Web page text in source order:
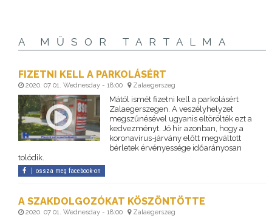
A MŰSOR TARTALMA
FIZETNI KELL A PARKOLÁSÉRT
2020. 07 01. Wednesday - 18:00 Zalaegerszeg
Mától ismét fizetni kell a parkolásért
Zalaegerszegen. A veszélyhelyzet
megszűnésével ugyanis eltörölték ezt a
kedvezményt. Jó hír azonban, hogy a
koronavírus-járvány előtt megváltott
bérletek érvényessége időarányosan
tolódik.
ossza meg facebook-on
A SZAKDOLGOZÓKAT KÖSZÖNTÖTTE
2020. 07 01. Wednesday - 18:00 Zalaegerszeg